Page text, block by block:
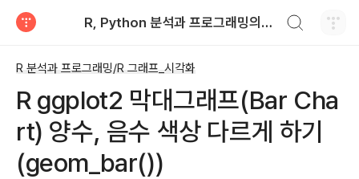
R, Python 분석과 프로그래밍의 친구 (by R Friend)
R 분석과 프로그래밍/R 그래프_시각화
R ggplot2 막대그래프(Bar Cha
rt) 양수, 음수 색상 다르게 하기
(geom_bar())